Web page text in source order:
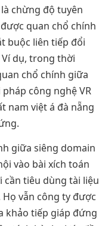
chừng độ tuyên
quan chổ chính
buộc liên tiếp đổi
dụ, trong thời
chổ chính giữa
công nghệ VR
nam việt á đà nẵng
giữa siêng domain
vào bài xích toán
tiêu dùng tài liệu
vẫn công ty được
khảo tiếp giáp đứng